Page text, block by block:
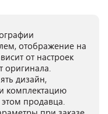
отображение на
от настроек
оригинала.
дизайн,
комплектацию
продавца.